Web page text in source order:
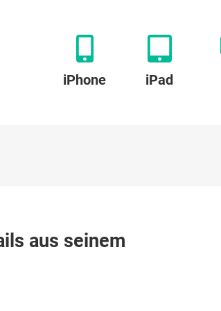
iPhone iPad
aus seinem